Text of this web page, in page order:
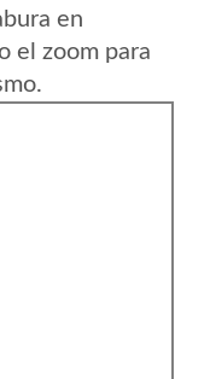
en
el zoom para